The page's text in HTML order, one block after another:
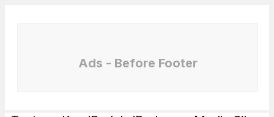
Ads - Before Footer